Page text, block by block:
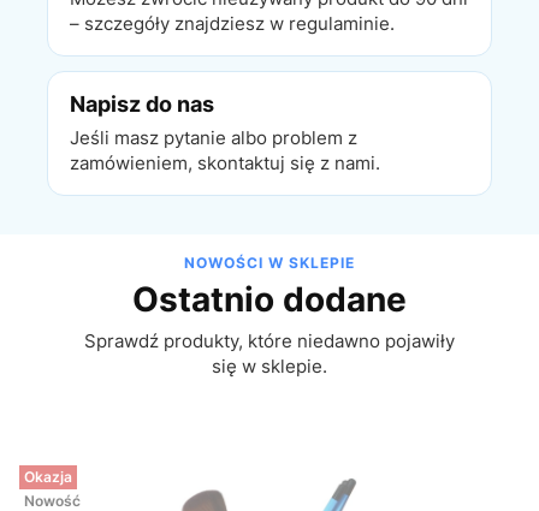
– szczegóły znajdziesz w regulaminie.
Napisz do nas
Jeśli masz pytanie albo problem z
zamówieniem, skontaktuj się z nami.
NOWOŚCI W SKLEPIE
Ostatnio dodane
Sprawdź produkty, które niedawno pojawiły
się w sklepie.
Okazja
Nowość